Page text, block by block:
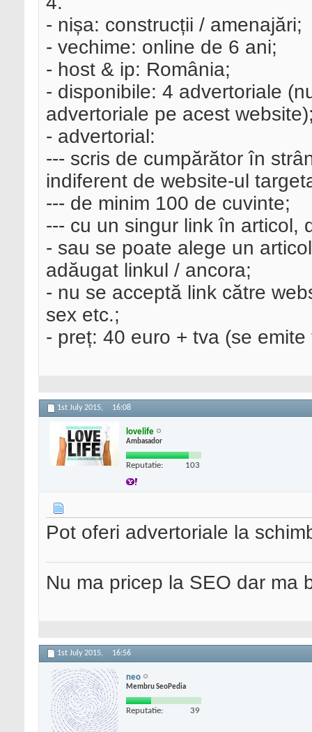
- nișa: construcții / amenajări;
- vechime: online de 6 ani;
- host & ip: România;
- disponibile: 4 advertoriale
advertoriale pe acest
- advertorial:
--- scris de cumpărător în
indiferent de website-ul
--- de minim 100 de cuvinte;
--- cu un singur link în articol,
- sau se poate alege un
adăugat linkul / ancora;
- nu se acceptă link către
sex etc.;
- preț: 40 euro + tva (se emite
1st July 2015, 16:08
lovelife
Ambasador
Reputatie: 103
Pot oferi advertoriale la
Nu ma pricep la SEO dar ma
1st July 2015, 16:56
neo
Membru SeoPedia
Reputatie: 39